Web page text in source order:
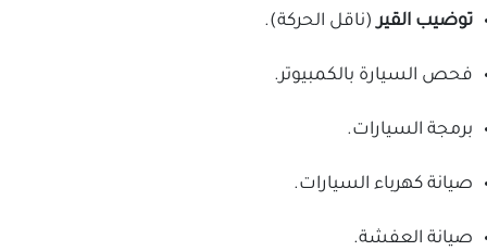
توضيب القير(ناقل الحركة).
فحص السيارة بالكمبيوتر.
برمجة السيارات.
صيانة كهرباء السيارات.
صيانة العفشة.